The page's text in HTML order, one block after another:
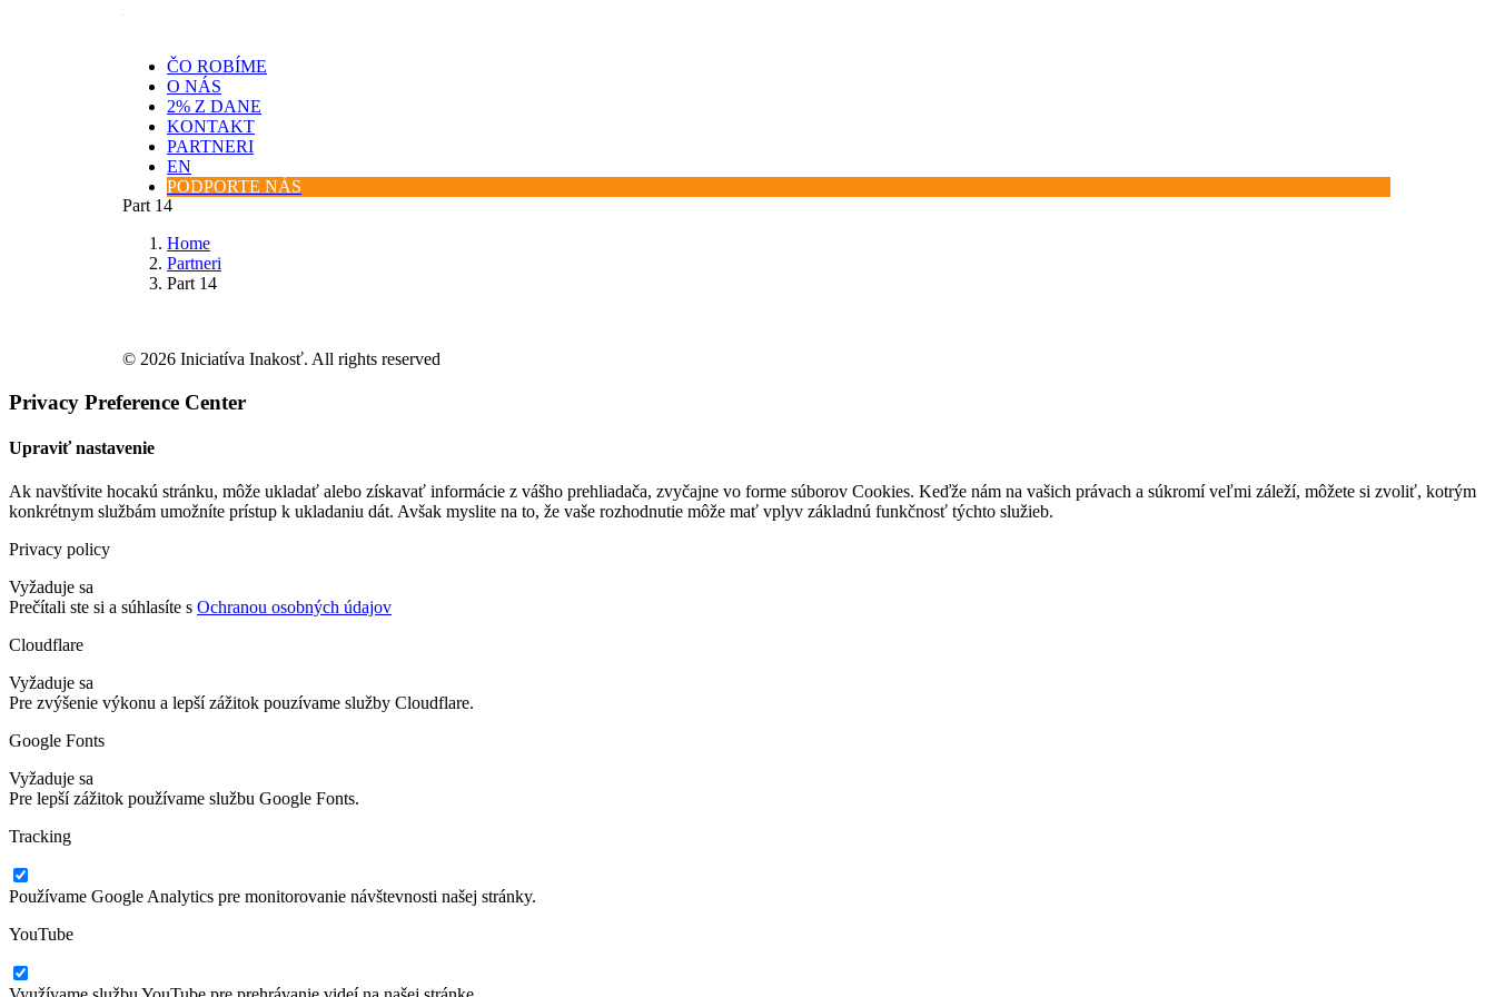
ČO ROBÍME
O NÁS
2% Z DANE
KONTAKT
PARTNERI
EN
PODPORTE NÁS
Part 14
Home
Partneri
Part 14
© 2026 Iniciatíva Inakosť. All rights reserved
Privacy Preference Center
Upraviť nastavenie
Ak navštívite hocakú stránku, môže ukladať alebo získavať informácie z vášho prehliadača, zvyčajne vo forme súborov Cookies. Keďže nám na vašich právach a súkromí veľmi záleží, môžete si zvoliť, kotrým
konkrétnym službám umožníte prístup k ukladaniu dát. Avšak myslite na to, že vaše rozhodnutie môže mať vplyv základnú funkčnosť týchto služieb.
Privacy policy
Vyžaduje sa
Prečítali ste si a súhlasíte s Ochranou osobných údajov
Cloudflare
Vyžaduje sa
Pre zvýšenie výkonu a lepší zážitok pouzívame služby Cloudflare.
Google Fonts
Vyžaduje sa
Pre lepší zážitok používame službu Google Fonts.
Tracking
Používame Google Analytics pre monitorovanie návštevnosti našej stránky.
YouTube